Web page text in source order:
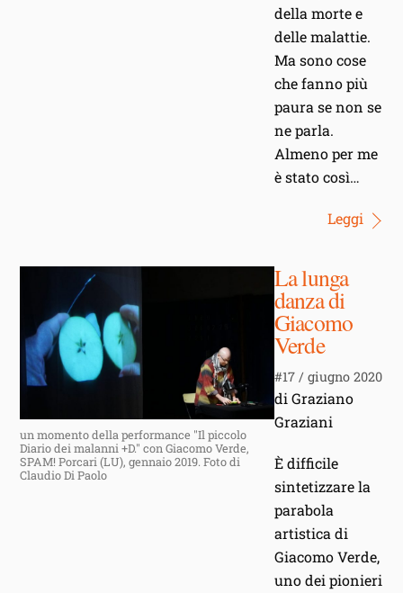
della morte e
delle malattie.
Ma sono cose
che fanno più
paura se non se
ne parla.
Almeno per me
è stato così…
Leggi
un momento della performance "Il piccolo
Diario dei malanni +D." con Giacomo Verde,
SPAM! Porcari (LU), gennaio 2019. Foto di
Claudio Di Paolo
La lunga
danza di
Giacomo
Verde
#17 / giugno 2020
di Graziano
Graziani
È difficile
sintetizzare la
parabola
artistica di
Giacomo Verde,
uno dei pionieri